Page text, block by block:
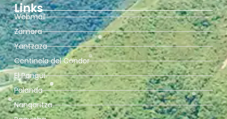
Links
Webmail
Zamora
Yantzaza
Centinela del Cóndor
El Pangui
Palanda
Nangaritza